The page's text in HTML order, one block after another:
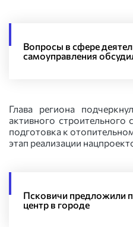
Вопросы в сфере
самоуправления
Глава региона
активного строительного
подготовка к
этап реализации
Псковичи предложили
центр в городе